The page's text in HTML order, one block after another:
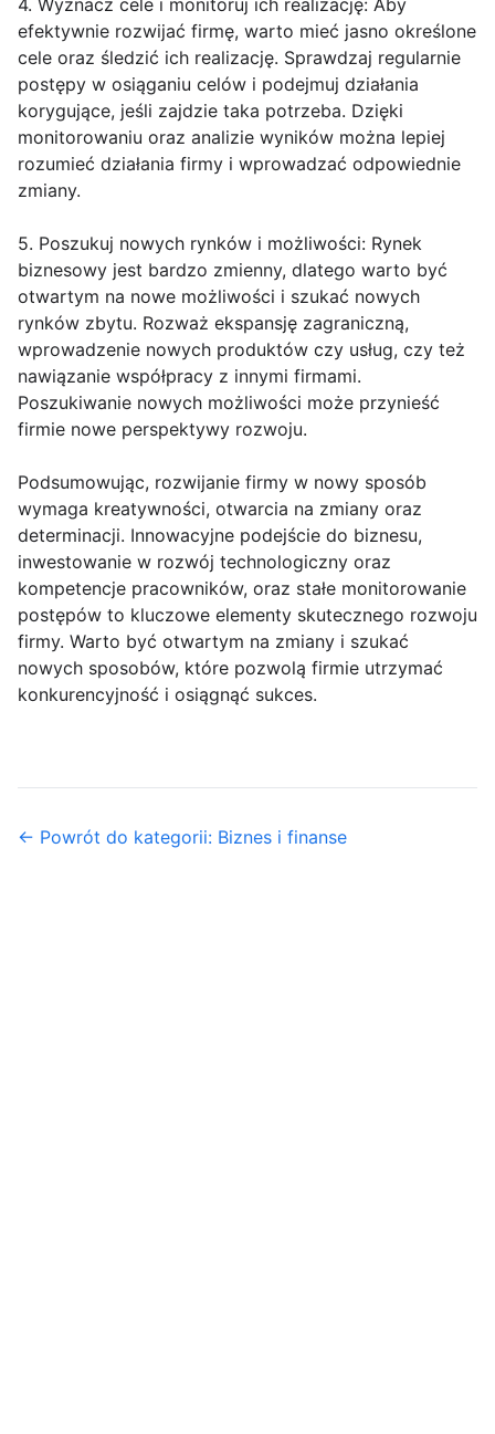
efektywnie rozwijać firmę, warto mieć jasno określone
cele oraz śledzić ich realizację. Sprawdzaj regularnie
postępy w osiąganiu celów i podejmuj działania
korygujące, jeśli zajdzie taka potrzeba. Dzięki
monitorowaniu oraz analizie wyników można lepiej
rozumieć działania firmy i wprowadzać odpowiednie
zmiany.
5. Poszukuj nowych rynków i możliwości: Rynek
biznesowy jest bardzo zmienny, dlatego warto być
otwartym na nowe możliwości i szukać nowych
rynków zbytu. Rozważ ekspansję zagraniczną,
wprowadzenie nowych produktów czy usług, czy też
nawiązanie współpracy z innymi firmami.
Poszukiwanie nowych możliwości może przynieść
firmie nowe perspektywy rozwoju.
Podsumowując, rozwijanie firmy w nowy sposób
wymaga kreatywności, otwarcia na zmiany oraz
determinacji. Innowacyjne podejście do biznesu,
inwestowanie w rozwój technologiczny oraz
kompetencje pracowników, oraz stałe monitorowanie
postępów to kluczowe elementy skutecznego rozwoju
firmy. Warto być otwartym na zmiany i szukać
nowych sposobów, które pozwolą firmie utrzymać
konkurencyjność i osiągnąć sukces.
← Powrót do kategorii: Biznes i finanse